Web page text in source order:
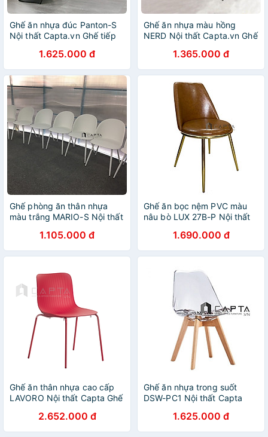
Ghế ăn nhựa đúc Panton-S
Nội thất Capta.vn Ghế tiếp
đen không tay
1.625.000 đ
Ghế ăn nhựa màu hồng
NERD Nội thất Capta.vn Ghế
nhựa PP màu hồng dành cho
nữ chân ghế gỗ tự nhiên sơn
Cafe Fastfood Chair
1.365.000 đ
Ghế phòng ăn thân nhựa
màu trắng MARIO-S Nội thất
đúc màu trắng hiện đại nhập
khẩu tại hcm
1.105.000 đ
Ghế ăn bọc nệm PVC màu
nâu bò LUX 27B-P Nội thất
bọc da simili bóng màu nâu
bò chân thép mạ màu vàng
1.690.000 đ
Ghế ăn thân nhựa cao cấp
LAVORO Nội thất Capta Ghế
sơn tĩnh điện phong cách
italy Châu Âu
2.652.000 đ
Ghế ăn nhựa trong suốt
DSW-PC1 Nội thất Capta
nệm DSW bọc vải hoa văn
chân ghế gỗ beech dẻ gai
1.625.000 đ